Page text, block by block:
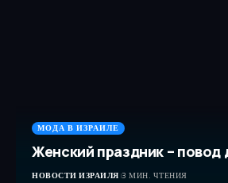
МОДА В ИЗРАИЛЕ
Женский праздник – повод
НОВОСТИ ИЗРАИЛЯ 3 МИН. ЧТЕНИЯ